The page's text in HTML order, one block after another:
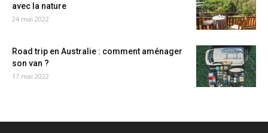
avec la nature
24 mai 2022
Road trip en Australie : comment aménager
son van ?
17 mai 2022